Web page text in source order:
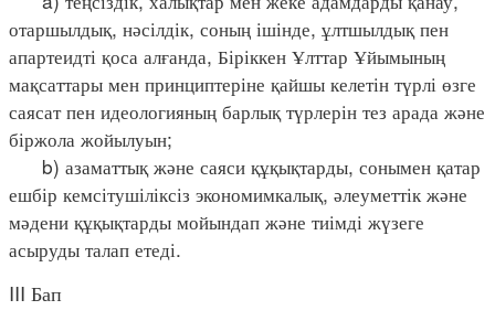
отаршылдық, нәсілдік, соның ішінде, ұлтшылдық пен
апартеидті қоса алғанда, Біріккен Ұлттар Ұйымының
мақсаттары мен принциптеріне қайшы келетін түрлі өзге
саясат пен идеологияның барлық түрлерін тез арада және
біржола жойылуын;
b) азаматтық және саяси құқықтарды, сонымен қатар
ешбір кемсітушіліксіз экономимкалық, әлеуметтік және
мәдени құқықтарды мойындап және тиімді жүзеге
асыруды талап етеді.
III Бап